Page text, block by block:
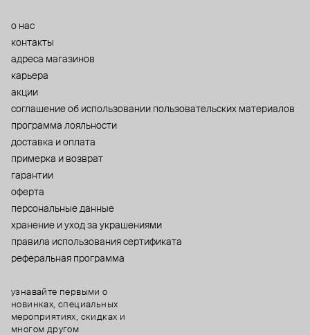
о нас
контакты
адреса магазинов
карьера
акции
cоглашение об использовании пользовательских материалов
программа лояльности
доставка и оплата
примерка и возврат
гарантии
оферта
персональные данные
хранение и уход за украшениями
правила использования сертификата
реферальная программа
узнавайте первыми о
новинках, специальных
мероприятиях, скидках и
многом другом